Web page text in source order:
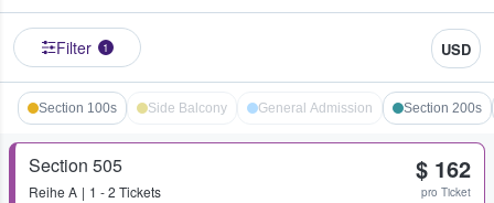
Filter 1 USD
Section 100s Side Balcony General Admission Section 200s
Section 505
Reihe A 1 - 2 Tickets
$ 162
pro Ticket